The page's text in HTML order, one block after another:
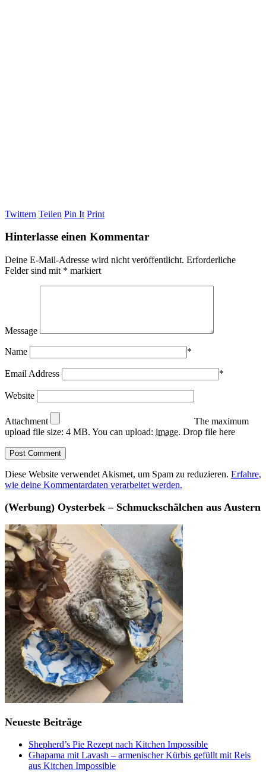
Twittern Teilen Pin It Print
Hinterlasse einen Kommentar
Deine E-Mail-Adresse wird nicht veröffentlicht. Erforderliche
Felder sind mit * markiert
Message
Name *
Email Address *
Website
Attachment
The maximum
upload file size: 4 MB. You can upload: image. Drop file here
Diese Website verwendet Akismet, um Spam zu reduzieren. Erfahre,
wie deine Kommentardaten verarbeitet werden.
(Werbung) Oysterbek – Schmuckschälchen aus Austern
Neueste Beiträge
Shepherd’s Pie Rezept nach Kitchen Impossible
Ghapama mit Lavash – armenischer Kürbis gefüllt mit Reis
aus Kitchen Impossible